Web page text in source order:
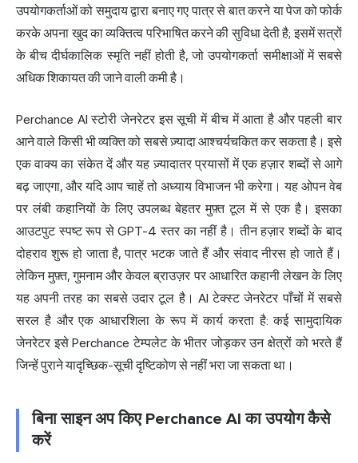
उपयोगकर्ताओं को समुदाय द्वारा बनाए गए पात्र से बात करने या पेज को फोर्क
करके अपना खुद का व्यक्तित्व परिभाषित करने की सुविधा देती है; इसमें सत्रों
के बीच दीर्घकालिक स्मृति नहीं होती है, जो उपयोगकर्ता समीक्षाओं में सबसे
अधिक शिकायत की जाने वाली कमी है।
Perchance AI स्टोरी जेनरेटर इस सूची में बीच में आता है और पहली बार
आने वाले किसी भी व्यक्ति को सबसे ज़्यादा आश्चर्यचकित कर सकता है। इसे
एक वाक्य का संकेत दें और यह ज़्यादातर प्रयासों में एक हज़ार शब्दों से आगे
बढ़ जाएगा, और यदि आप चाहें तो अध्याय विभाजन भी करेगा। यह ओपन वेब
पर लंबी कहानियों के लिए उपलब्ध बेहतर मुफ़्त टूल में से एक है। इसका
आउटपुट स्पष्ट रूप से GPT-4 स्तर का नहीं है। तीन हज़ार शब्दों के बाद
दोहराव शुरू हो जाता है, पात्र भटक जाते हैं और संवाद नीरस हो जाते हैं।
लेकिन मुफ़्त, गुमनाम और केवल ब्राउज़र पर आधारित कहानी लेखन के लिए
यह अपनी तरह का सबसे उदार टूल है। AI टेक्स्ट जेनरेटर पाँचों में सबसे
सरल है और एक आधारशिला के रूप में कार्य करता है: कई सामुदायिक
जेनरेटर इसे Perchance टेम्पलेट के भीतर जोड़कर उन क्षेत्रों को भरते हैं
जिन्हें पुराने यादृच्छिक-सूची दृष्टिकोण से नहीं भरा जा सकता था।
बिना साइन अप किए Perchance AI का उपयोग कैसे
करें